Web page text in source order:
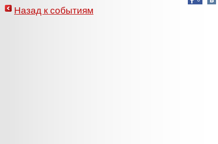
Назад к событиям